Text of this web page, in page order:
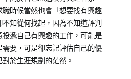
時候當然也會「想要找有興趣
不知從何找起，因為不知道評判
遞自己有興趣的工作，可能是
要，可是卻忘記評估自己的優
於生涯規劃的茫然。